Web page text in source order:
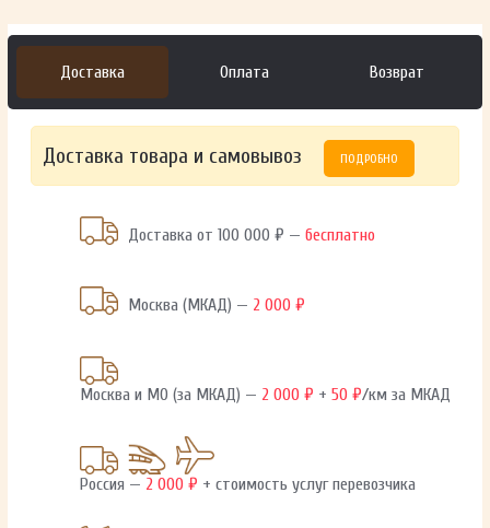
Доставка Оплата Возврат
Доставка товара и самовывоз ПОДРОБНО
Доставка от 100 000 ₽ —бесплатно
Москва (МКАД) — 2 000 ₽
Москва и МО (за МКАД) — 2 000 ₽ +50 ₽/км за МКАД
Россия — 2 000 ₽ + стоимость услуг перевозчика